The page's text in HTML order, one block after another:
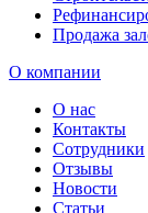
Продажа
О компании
О нас
Контакты
Сотрудники
Отзывы
Новости
Статьи